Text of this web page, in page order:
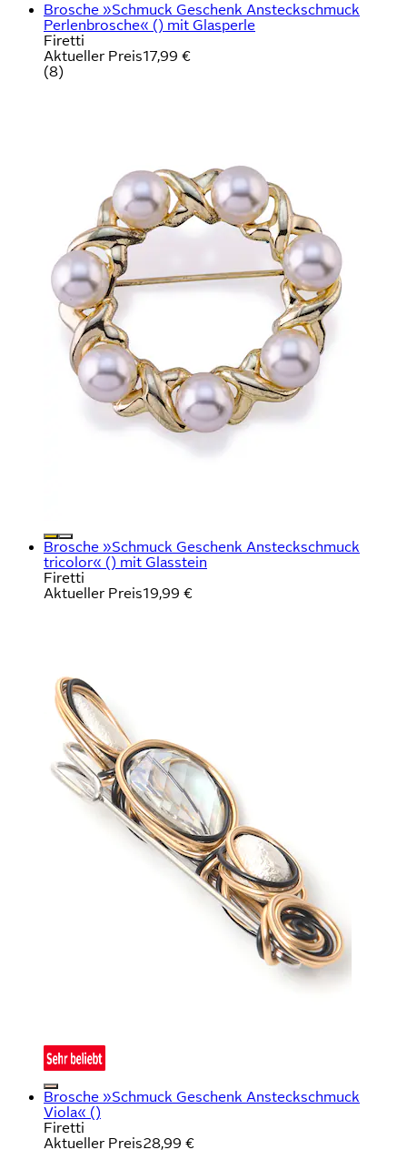
Brosche »Schmuck Geschenk Ansteckschmuck
Perlenbrosche« () mit Glasperle
Firetti
Aktueller Preis17,99 €
(8)
Brosche »Schmuck Geschenk Ansteckschmuck
tricolor« () mit Glasstein
Firetti
Aktueller Preis19,99 €
Brosche »Schmuck Geschenk Ansteckschmuck
Viola« ()
Firetti
Aktueller Preis28,99 €